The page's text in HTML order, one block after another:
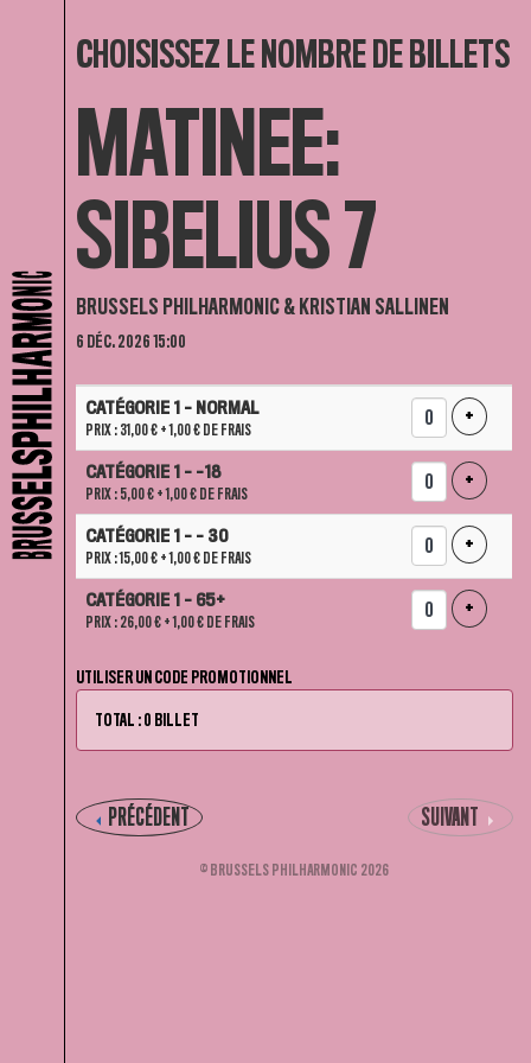
CHOISISSEZ LE NOMBRE DE BILLETS
MATINEE:
SIBELIUS 7
BRUSSELS PHILHARMONIC & KRISTIAN SALLINEN
6 DÉC. 2026 15:00
NOMBRE
CATÉGORIE 1 - NORMAL
PRIX : 31,00 € + 1,00 € DE FRAIS +
CATÉGORIE 1 - -18
PRIX : 5,00 € + 1,00 € DE FRAIS +
CATÉGORIE 1 - - 30
PRIX : 15,00 € + 1,00 € DE FRAIS +
CATÉGORIE 1 - 65+
PRIX : 26,00 € + 1,00 € DE FRAIS +
UTILISER UN CODE PROMOTIONNEL
TOTAL : 0 BILLET
SUIVANT
PRÉCÉDENT
© BRUSSELS PHILHARMONIC 2026